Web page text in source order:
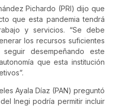
Pichardo (PRI) dijo que
que esta pandemia tendrá
y servicios. “Se debe
los recursos suficientes
desempeñando este
que esta institución
Ayala Díaz (PAN) preguntó
Inegi podría permitir incluir